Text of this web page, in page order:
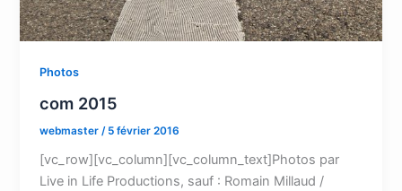
Photos
com 2015
webmaster / 5 février 2016
[vc_row][vc_column][vc_column_text]Photos par
Live in Life Productions, sauf : Romain Millaud /